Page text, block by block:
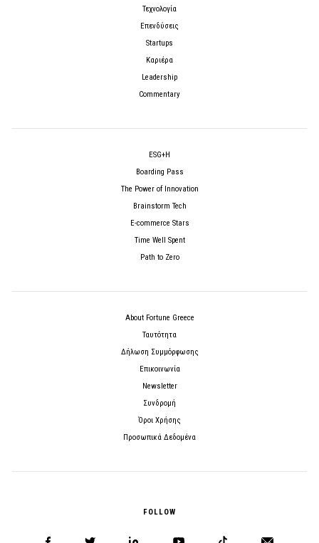
Τεχνολογία
Επενδύσεις
Startups
Καριέρα
Leadership
Commentary
ESG+H
Boarding Pass
The Power of Innovation
Brainstorm Tech
E-commerce Stars
Time Well Spent
Path to Zero
About Fortune Greece
Ταυτότητα
Δήλωση Συμμόρφωσης
Επικοινωνία
Newsletter
Συνδρομή
Όροι Χρήσης
Προσωπικά Δεδομένα
FOLLOW